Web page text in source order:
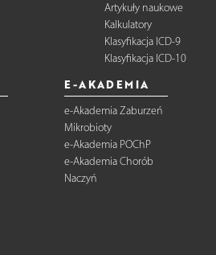
Artykuły naukowe
Kalkulatory
Klasyfikacja ICD-9
Klasyfikacja ICD-10
E-AKADEMIA
e-Akademia Zaburzeń
Mikrobioty
e-Akademia POChP
e-Akademia Chorób
Naczyń